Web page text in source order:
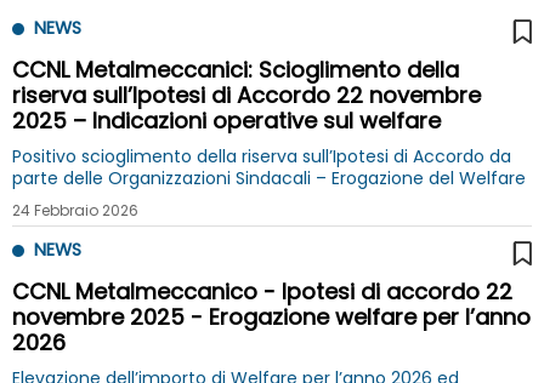
NEWS
CCNL Metalmeccanici: Scioglimento della
riserva sull’Ipotesi di Accordo 22 novembre
2025 – Indicazioni operative sul welfare
Positivo scioglimento della riserva sull’Ipotesi di Accordo da
parte delle Organizzazioni Sindacali – Erogazione del Welfare
24 Febbraio 2026
NEWS
CCNL Metalmeccanico - Ipotesi di accordo 22
novembre 2025 - Erogazione welfare per l’anno
2026